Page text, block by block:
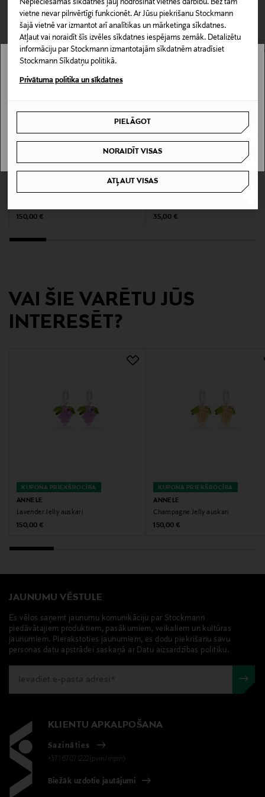
Nepieciešamās sīkdatnes ļauj nodrošināt vietnes darbību. Bez tām
vietne nevar pilnvērtīgi funkcionēt. Ar Jūsu piekrišanu Stockmann
šajā vietnē var izmantot arī analītikas un mārketinga sīkdatnes.
Atļaut vai noraidīt šīs izvēles sīkdatnes iespējams zemāk. Detalizētu
informāciju par Stockmann izmantotajām sīkdatnēm atradīsiet
Stockmann Sīkdatņu politikā.
Privātuma politika un sīkdatnes
PIELĀGOT
NORAIDĪT VISAS
ATĻAUT VISAS
165094364
Materiāls
18 k apzeltīts 925 sterliņu sudrabs
Lūgums izvairīties no rotaslietu nomešanas.
līdzekļiem, smaržām vai matu laku.
Krāsa
LAVENDER
Izmērs
4,5 cm
SOMIJA
Ražotāja daļas numurs
Ražotāja adrese
info@annele.world
Atslēgvārdi
Piegāde uz saņemšanas punktu
0,00 € – 4,90 €
CITI KLIENTI SKATĪJĀS ARĪ
ANNELE
Original Price
150,00 €
ENAMEL COPENHAGEN
Original Price
35,00 €
VAI ŠIE VARĒTU JŪS
INTERESĒT?
KUPONA PRIEKŠROCĪBA
ANNELE
Lavender Jelly auskari
Original Price
150,00 €
KUPONA PRIEKŠROCĪBA
ANNELE
Champagne Jelly auskari
Original Price
150,00 €
JAUNUMU VĒSTULE
Es vēlos saņemt jaunumu komunikāciju par Stockmann
piedāvātajiem produktiem, pasākumiem, veikaliem un kultūras
jaunumiem. Pierakstoties jaunumiem, es dodu piekrišanu savu
personas datu apstrādei saskaņā ar Datu aizsardzības politiku.
KLIENTU APKALPOŠANA
Sazināties
+371 67071222(pvm/mpm)
Biežāk uzdotie jautājumi
Stockmann nav pieejams tavā valstī.